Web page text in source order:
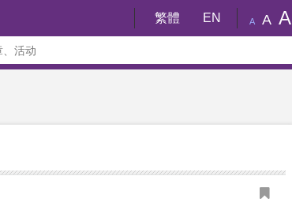
繁體 EN A A A